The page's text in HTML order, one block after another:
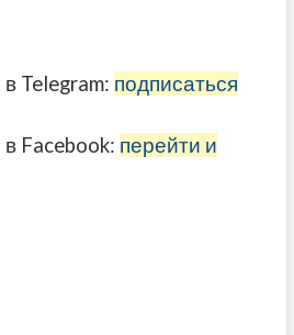
Telegram: подписаться
Facebook: перейти и